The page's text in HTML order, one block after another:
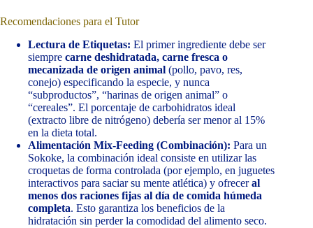
Recomendaciones para el Tutor
Lectura de Etiquetas: El primer ingrediente debe ser
siempre carne deshidratada, carne fresca o
mecanizada de origen animal (pollo, pavo, res,
conejo) especificando la especie, y nunca
“subproductos”, “harinas de origen animal” o
“cereales”. El porcentaje de carbohidratos ideal
(extracto libre de nitrógeno) debería ser menor al 15%
en la dieta total.
Alimentación Mix-Feeding (Combinación): Para un
Sokoke, la combinación ideal consiste en utilizar las
croquetas de forma controlada (por ejemplo, en juguetes
interactivos para saciar su mente atlética) y ofreceral
menos dos raciones fijas al día de comida húmeda
completa. Esto garantiza los beneficios de la
hidratación sin perder la comodidad del alimento seco.